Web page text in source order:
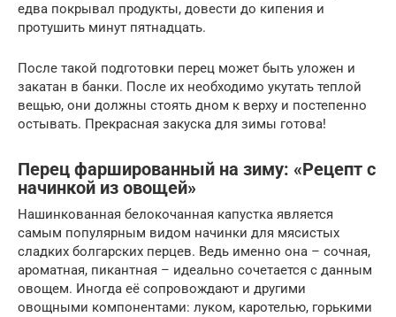
едва покрывал продукты, довести до кипения и
протушить минут пятнадцать.
После такой подготовки перец может быть уложен и
закатан в банки. После их необходимо укутать теплой
вещью, они должны стоять дном к верху и постепенно
остывать. Прекрасная закуска для зимы готова!
Перец фаршированный на зиму: «Рецепт с
начинкой из овощей»
Нашинкованная белокочанная капустка является
самым популярным видом начинки для мясистых
сладких болгарских перцев. Ведь именно она – сочная,
ароматная, пикантная – идеально сочетается с данным
овощем. Иногда её сопровождают и другими
овощными компонентами: луком, каротелью, горькими